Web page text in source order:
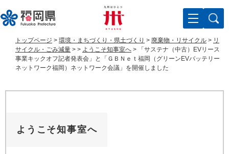
ー
ジ
。
ニ
ュ
て
トップページ > 環境・まちづくり・県土づくり > 廃棄物・リサイクル > リ
サイクル・ごみ減量 > > ようこそ知事室へ >
「サステナ（中古）EVリース
事業キックオフ記者発表会」と「ＧＢＮｅｔ福岡（グリーンEVバッテリー
ネットワーク福岡）ネットワーク会議」を開催しました
ようこそ知事室へ